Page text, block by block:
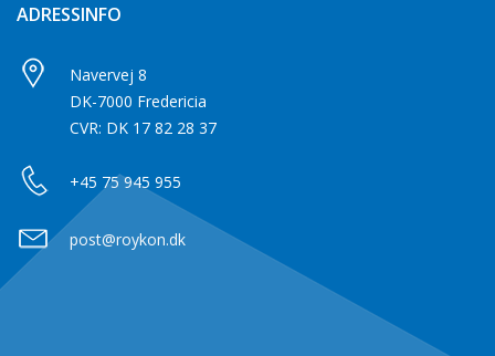
ADRESSINFO
Navervej 8
DK-7000 Fredericia
CVR: DK 17 82 28 37
+45 75 945 955
post@roykon.dk